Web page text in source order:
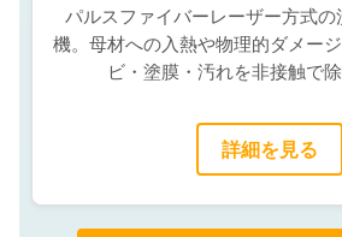
パルスファイバーレーザー方式
機。母材への入熱や物理的ダメー
ビ・塗膜・汚れを非接触で除
詳細を見る